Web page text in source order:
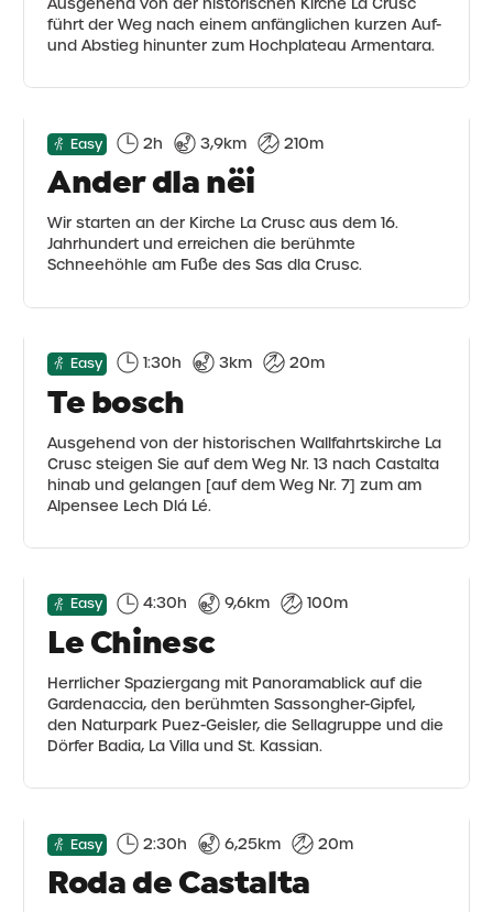
führt der Weg nach einem anfänglichen kurzen Auf-
und Abstieg hinunter zum Hochplateau Armentara.
Easy 2h 3,9km 210m
Ander dla nëi
Wir starten an der Kirche La Crusc aus dem 16.
Jahrhundert und erreichen die berühmte
Schneehöhle am Fuße des Sas dla Crusc.
Easy 1:30h 3km 20m
Te bosch
Ausgehend von der historischen Wallfahrtskirche La
Crusc steigen Sie auf dem Weg Nr. 13 nach Castalta
hinab und gelangen [auf dem Weg Nr. 7] zum am
Alpensee Lech Dlá Lé.
Easy 4:30h 9,6km 100m
Le Chinesc
Herrlicher Spaziergang mit Panoramablick auf die
Gardenaccia, den berühmten Sassongher-Gipfel,
den Naturpark Puez-Geisler, die Sellagruppe und die
Dörfer Badia, La Villa und St. Kassian.
Easy 2:30h 6,25km 20m
Roda de Castalta